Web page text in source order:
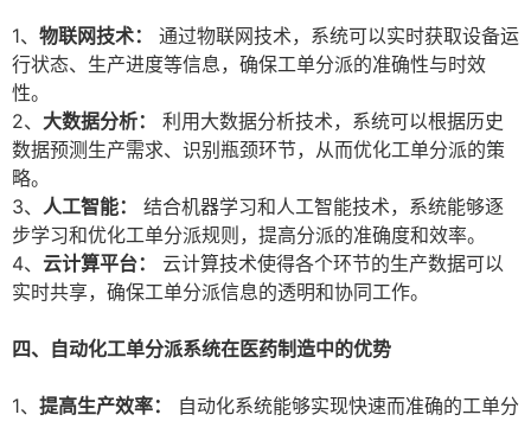
1、 物联网技术：
通过物联网技术，系统可以实时获取设备运
行状态、生产进度等信息，确保工单分派的准确性与时效
性。
2、 大数据分析：
利用大数据分析技术，系统可以根据历史
数据预测生产需求、识别瓶颈环节，从而优化工单分派的策
略。
3、 人工智能：
结合机器学习和人工智能技术，系统能够逐
步学习和优化工单分派规则，提高分派的准确度和效率。
4、 云计算平台：
云计算技术使得各个环节的生产数据可以
实时共享，确保工单分派信息的透明和协同工作。
四、自动化工单分派系统在医药制造中的优势
1、 提高生产效率：
自动化系统能够实现快速而准确的工单分